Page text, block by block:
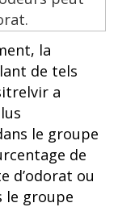
la
de tels
a
le groupe
de
d’odorat ou
le groupe